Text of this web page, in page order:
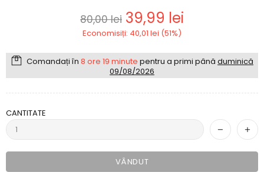
80,00 lei 39,99 lei
Economisiți: 40,01 lei (51%)
Comandați în 8 ore 19 minute pentru a primi până duminică
09/08/2026
CANTITATE
VÂNDUT